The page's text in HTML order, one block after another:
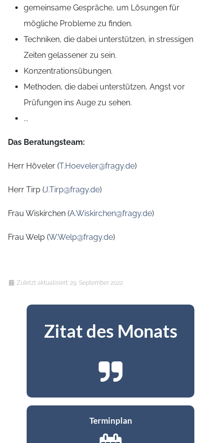
gemeinsame Gespräche, um Lösungen für
mögliche Probleme zu finden.
Techniken, die dabei unterstützen, in stressigen
Zeiten gelassener zu sein.
Konzentrationsübungen.
Methoden, die dabei unterstützen, Angst vor
Prüfungen ins Auge zu sehen.
...
Das Beratungsteam:
Herr Höveler (T.Hoeveler@fragy.de)
Herr Tirp (J.Tirp@fragy.de)
Frau Wiskirchen (A.Wiskirchen@fragy.de)
Frau Welp (W.Welp@fragy.de)
Details
Zuletzt aktualisiert: 29. September 2022
Zitat des Monats
Terminplan